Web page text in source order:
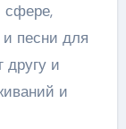
сфере,
песни для
другу и
и